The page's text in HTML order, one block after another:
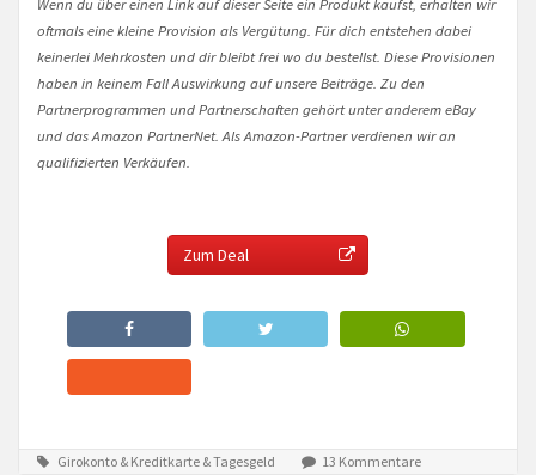
oftmals eine kleine Provision als Vergütung. Für dich entstehen dabei
keinerlei Mehrkosten und dir bleibt frei wo du bestellst. Diese Provisionen
haben in keinem Fall Auswirkung auf unsere Beiträge. Zu den
Partnerprogrammen und Partnerschaften gehört unter anderem eBay
und das Amazon PartnerNet. Als Amazon-Partner verdienen wir an
qualifizierten Verkäufen.
Zum Deal
Girokonto & Kreditkarte & Tagesgeld 13 Kommentare